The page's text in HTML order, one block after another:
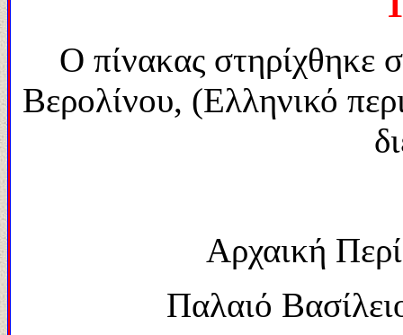
Ο πίνακας στηρίχθηκε
Βερολίνου, (Ελληνικό
Αρχαική
Παλαιό